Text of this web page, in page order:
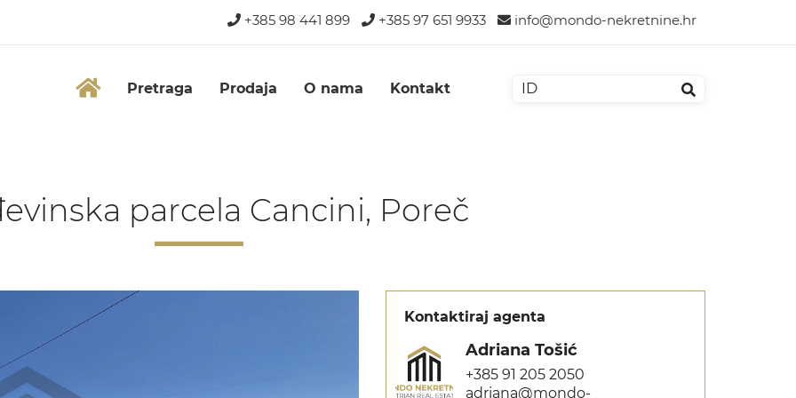
+385 98 441 899 +385 97 651 9933 info@mondo-nekretnine.hr
Pretraga Prodaja O nama Kontakt
parcela Cancini, Poreč
Kontaktiraj agenta
Adriana Tošić
+385 91 205 2050
adriana@mondo-